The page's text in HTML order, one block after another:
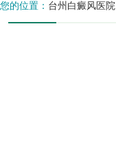
您的位置： 台州白癜风医院